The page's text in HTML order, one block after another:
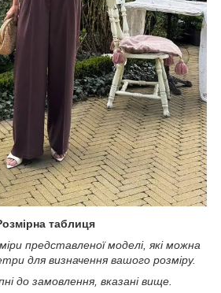
таблиця
представленої моделі, які можна
для визначення вашого розміру.
до замовлення, вказані вище.